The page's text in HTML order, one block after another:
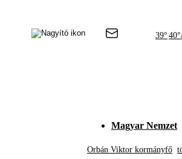
39°
Magyar Nemzet
Orbán Viktor kormányfő